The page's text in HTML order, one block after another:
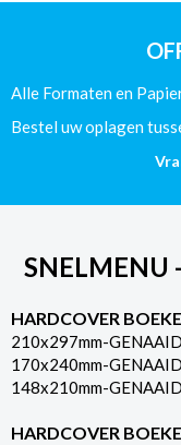
Alle Formaten en
Bestel uw oplagen
SNELMENU
HARDCOVER
210x297mm-
170x240mm-
148x210mm-
HARDCOVER